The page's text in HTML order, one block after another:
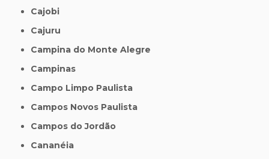
Cajobi
Cajuru
Campina do Monte Alegre
Campinas
Campo Limpo Paulista
Campos Novos Paulista
Campos do Jordão
Cananéia